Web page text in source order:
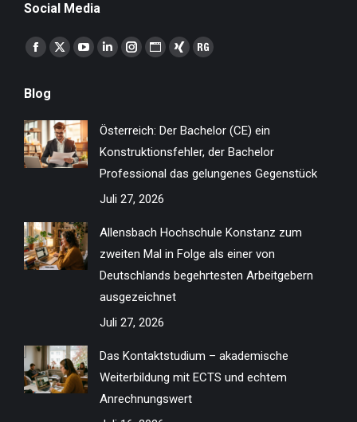
Social Media
Finden Sie uns auf:
Facebook
opens
in
new
window
X
in
new
window
YouTube
in
new
window
Linkedin
new
window
Instagram
new
window
Website
new
window
XING
new
window
ResearchGate
new
window
Blog
Österreich: Der Bachelor (CE) ein
Konstruktionsfehler, der Bachelor
Professional das gelungenes Gegenstück
Juli 27, 2026
Allensbach Hochschule Konstanz zum
zweiten Mal in Folge als einer von
Deutschlands begehrtesten Arbeitgebern
ausgezeichnet
Juli 27, 2026
Das Kontaktstudium – akademische
Weiterbildung mit ECTS und echtem
Anrechnungswert